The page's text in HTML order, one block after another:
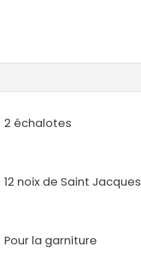
2 échalotes
12 noix de Saint Jacques
Pour la garniture